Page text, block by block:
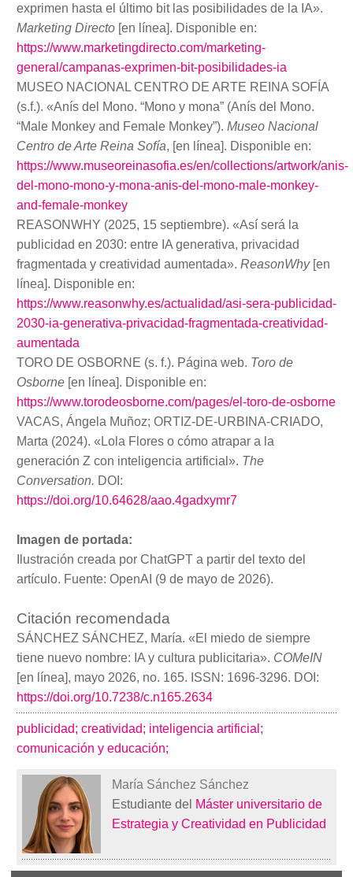
exprimen hasta el último bit las posibilidades de la IA».
Marketing Directo [en línea]. Disponible en:
https://www.marketingdirecto.com/marketing-
general/campanas-exprimen-bit-posibilidades-ia
MUSEO NACIONAL CENTRO DE ARTE REINA SOFÍA
(s.f.). «Anís del Mono. “Mono y mona” (Anís del Mono.
“Male Monkey and Female Monkey”). Museo Nacional
Centro de Arte Reina Sofía, [en línea]. Disponible en:
https://www.museoreinasofia.es/en/collections/artwork/anis-
del-mono-mono-y-mona-anis-del-mono-male-monkey-
and-female-monkey
REASONWHY (2025, 15 septiembre). «Así será la
publicidad en 2030: entre IA generativa, privacidad
fragmentada y creatividad aumentada». ReasonWhy[en
línea]. Disponible en:
https://www.reasonwhy.es/actualidad/asi-sera-publicidad-
2030-ia-generativa-privacidad-fragmentada-creatividad-
aumentada
TORO DE OSBORNE (s. f.). Página web. Toro de
Osborne [en línea]. Disponible en:
https://www.torodeosborne.com/pages/el-toro-de-osborne
VACAS, Ángela Muñoz; ORTIZ-DE-URBINA-CRIADO,
Marta (2024). «Lola Flores o cómo atrapar a la
generación Z con inteligencia artificial». The
Conversation. DOI:
https://doi.org/10.64628/aao.4gadxymr7
Imagen de portada:
Ilustración creada por ChatGPT a partir del texto del
artículo. Fuente: OpenAI (9 de mayo de 2026).
Citación recomendada
SÁNCHEZ SÁNCHEZ, María. «El miedo de siempre
tiene nuevo nombre: IA y cultura publicitaria». COMeIN
[en línea], mayo 2026, no. 165. ISSN: 1696-3296. DOI:
https://doi.org/10.7238/c.n165.2634
publicidad; creatividad; inteligencia artificial;
comunicación y educación;
María Sánchez Sánchez
Estudiante del
Máster universitario de
Estrategia y Creatividad en Publicidad